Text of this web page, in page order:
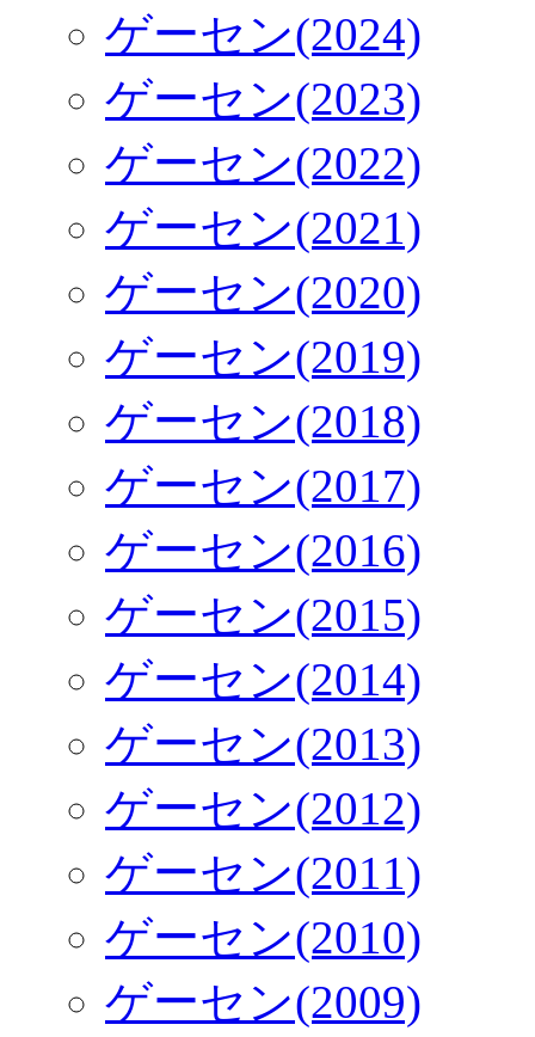
ゲーセン(2024)
ゲーセン(2023)
ゲーセン(2022)
ゲーセン(2021)
ゲーセン(2020)
ゲーセン(2019)
ゲーセン(2018)
ゲーセン(2017)
ゲーセン(2016)
ゲーセン(2015)
ゲーセン(2014)
ゲーセン(2013)
ゲーセン(2012)
ゲーセン(2011)
ゲーセン(2010)
ゲーセン(2009)